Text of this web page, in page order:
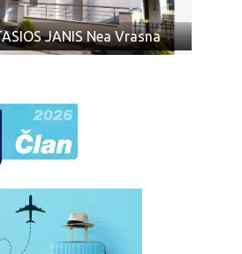
ostalih smeštaja u letovalištu
smeštajnih kapaciteta u oblastiSveti
Grčke
JANIS Nea Vrasna